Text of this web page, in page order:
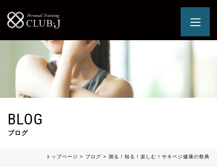
BLOG
ブログ
トップページ > ブログ > 測る！知る！楽しむ！サキベジ健康の祭典